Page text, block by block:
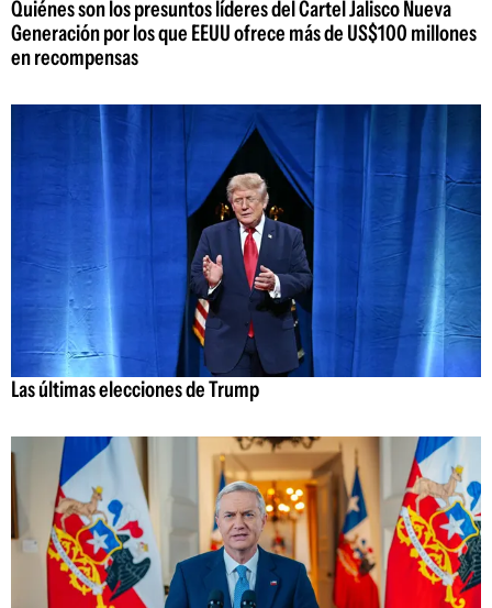
Quiénes son los presuntos líderes del Cartel Jalisco Nueva
Generación por los que EEUU ofrece más de US$100 millones
en recompensas
Las últimas elecciones de Trump